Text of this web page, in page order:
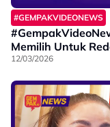
#GEMPAKVIDEONEWS
Memilih Untuk
12/03/2026